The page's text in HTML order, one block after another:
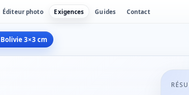
Éditeur photo Exigences Guides Contact
3×3 cm